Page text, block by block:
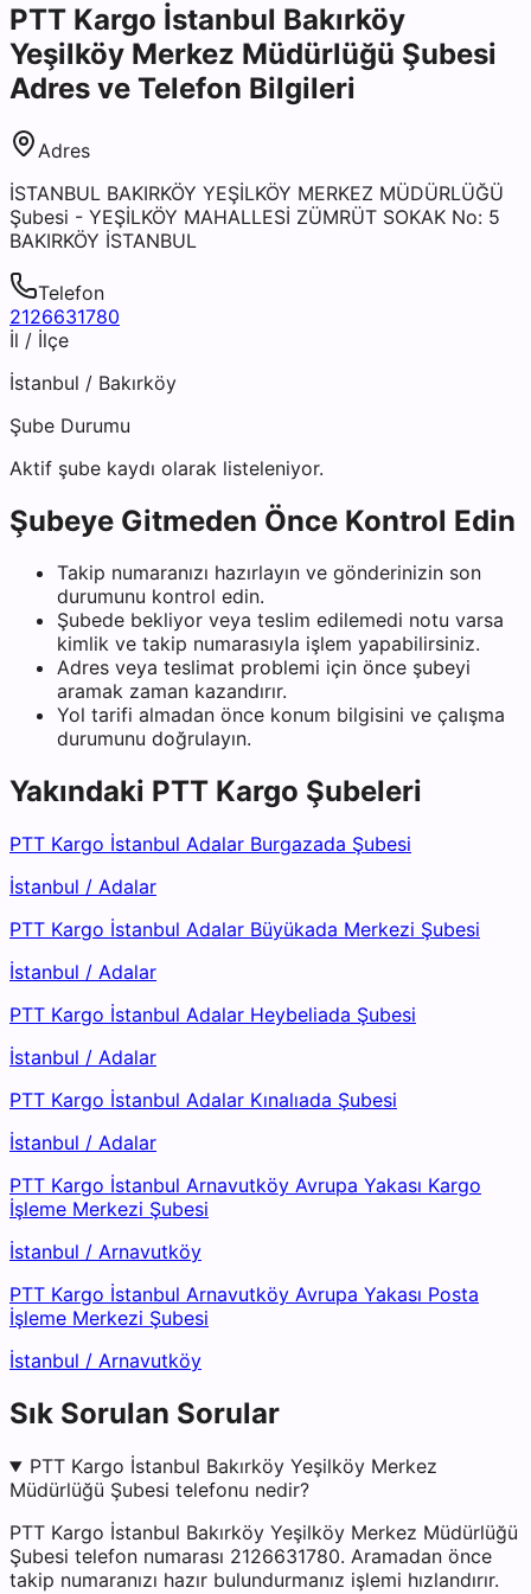
PTT Kargo İstanbul Bakırköy
Yeşilköy Merkez Müdürlüğü Şubesi
Adres ve Telefon Bilgileri
Adres
İSTANBUL BAKIRKÖY YEŞİLKÖY MERKEZ MÜDÜRLÜĞÜ
Şubesi - YEŞİLKÖY MAHALLESİ ZÜMRÜT SOKAK No: 5
BAKIRKÖY İSTANBUL
Telefon
2126631780
İl / İlçe
İstanbul / Bakırköy
Şube Durumu
Aktif şube kaydı olarak listeleniyor.
Şubeye Gitmeden Önce Kontrol Edin
Takip numaranızı hazırlayın ve gönderinizin son
durumunu kontrol edin.
Şubede bekliyor veya teslim edilemedi notu varsa
kimlik ve takip numarasıyla işlem yapabilirsiniz.
Adres veya teslimat problemi için önce şubeyi
aramak zaman kazandırır.
Yol tarifi almadan önce konum bilgisini ve çalışma
durumunu doğrulayın.
Yakındaki PTT Kargo Şubeleri
PTT Kargo İstanbul Adalar Burgazada Şubesi
İstanbul / Adalar
PTT Kargo İstanbul Adalar Büyükada Merkezi Şubesi
İstanbul / Adalar
PTT Kargo İstanbul Adalar Heybeliada Şubesi
İstanbul / Adalar
PTT Kargo İstanbul Adalar Kınalıada Şubesi
İstanbul / Adalar
PTT Kargo İstanbul Arnavutköy Avrupa Yakası Kargo
İşleme Merkezi Şubesi
İstanbul / Arnavutköy
PTT Kargo İstanbul Arnavutköy Avrupa Yakası Posta
İşleme Merkezi Şubesi
İstanbul / Arnavutköy
Sık Sorulan Sorular
PTT Kargo İstanbul Bakırköy Yeşilköy Merkez
Müdürlüğü Şubesi telefonu nedir?
PTT Kargo İstanbul Bakırköy Yeşilköy Merkez Müdürlüğü
Şubesi telefon numarası 2126631780. Aramadan önce
takip numaranızı hazır bulundurmanız işlemi hızlandırır.